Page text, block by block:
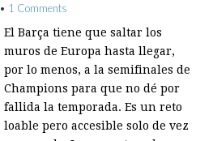
• 1 Comments
El Barça tiene que saltar los
muros de Europa hasta llegar,
por lo menos, a la semifinales de
Champions para que no dé por
fallida la temporada. Es un reto
loable pero accesible solo de vez